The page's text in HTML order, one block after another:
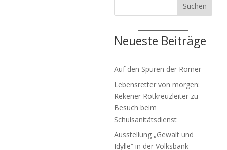
Suchen
Neueste Beiträge
Auf den Spuren der Römer
Lebensretter von morgen:
Rekener Rotkreuzleiter zu
Besuch beim
Schulsanitätsdienst
Ausstellung „Gewalt und
Idylle“ in der Volksbank